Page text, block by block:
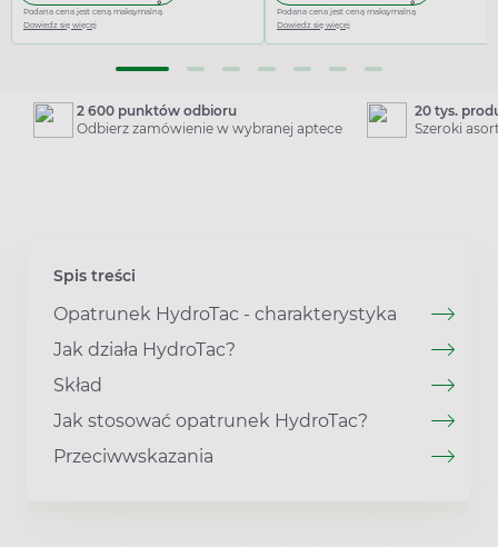
Podana cena jest ceną maksymalną
Dowiedz się więcej
Podana cena jest ceną maksymalną
Dowiedz się więcej
2 600 punktów odbioru
Odbierz zamówienie w wybranej aptece
20 tys.
Szeroki
Spis treści
Opatrunek HydroTac - charakterystyka
Jak działa HydroTac?
Skład
Jak stosować opatrunek HydroTac?
Przeciwwskazania